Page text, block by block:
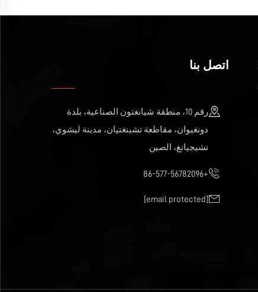
اتصل بنا
رقم 10، منطقة شيانغتون الصناعية، بلدة
دونغيوان، مقاطعة تشينغتيان، مدينة ليشوي،
تشيجيانغ، الصين
+86-577-56782096
[email protected]